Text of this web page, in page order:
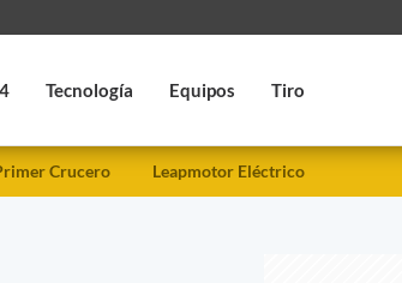
Tecnología Equipos Tiro
Crucero Leapmotor Eléctrico